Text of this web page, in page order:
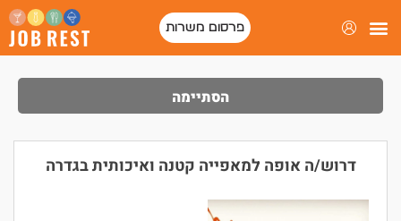
פרסום משרות
הסתיימה
דרוש/ה אופה למאפייה קטנה ואיכותית בגדרה